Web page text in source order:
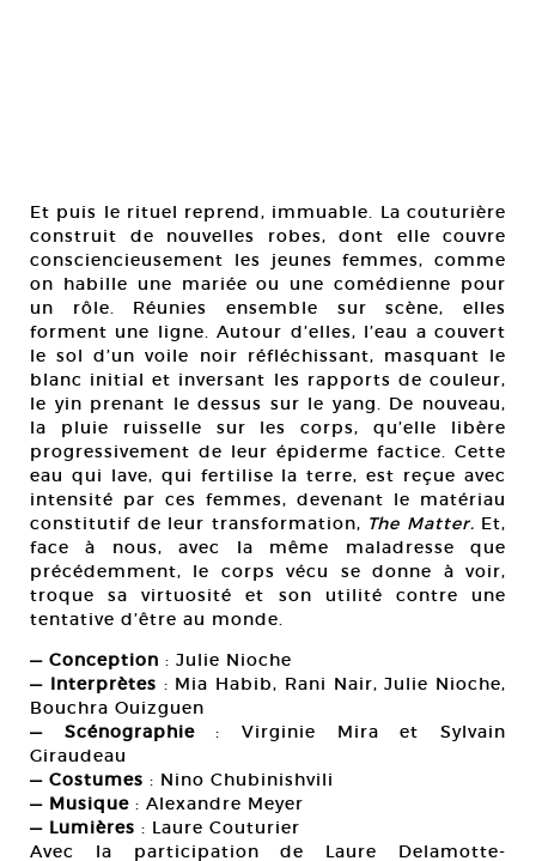
Et puis le rituel reprend, immuable. La couturière
construit de nouvelles robes, dont elle couvre
consciencieusement les jeunes femmes, comme
on habille une mariée ou une comédienne pour
un rôle. Réunies ensemble sur scène, elles
forment une ligne. Autour d’elles, l’eau a couvert
le sol d’un voile noir réfléchissant, masquant le
blanc initial et inversant les rapports de couleur,
le yin prenant le dessus sur le yang. De nouveau,
la pluie ruisselle sur les corps, qu’elle libère
progressivement de leur épiderme factice. Cette
eau qui lave, qui fertilise la terre, est reçue avec
intensité par ces femmes, devenant le matériau
constitutif de leur transformation, The Matter. Et,
face à nous, avec la même maladresse que
précédemment, le corps vécu se donne à voir,
troque sa virtuosité et son utilité contre une
tentative d’être au monde.
— Conception : Julie Nioche
— Interprètes : Mia Habib, Rani Nair, Julie Nioche,
Bouchra Ouizguen
— Scénographie: Virginie Mira et Sylvain
Giraudeau
— Costumes : Nino Chubinishvili
— Musique : Alexandre Meyer
— Lumières : Laure Couturier
Avec la participation de Laure Delamotte-